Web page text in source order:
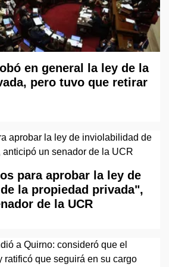
en general la ley de la
pero tuvo que retirar
para aprobar la ley de
la propiedad privada",
de la UCR